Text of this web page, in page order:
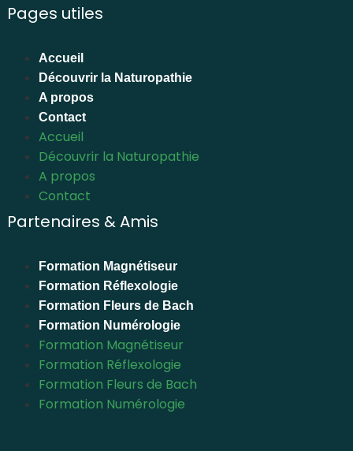
Pages utiles
Accueil
Découvrir la Naturopathie
A propos
Contact
Accueil
Découvrir la Naturopathie
A propos
Contact
Partenaires & Amis
Formation Magnétiseur
Formation Réflexologie
Formation Fleurs de Bach
Formation Numérologie
Formation Magnétiseur
Formation Réflexologie
Formation Fleurs de Bach
Formation Numérologie